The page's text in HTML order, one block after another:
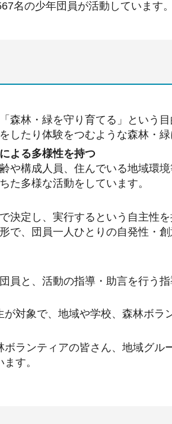
名の少年団員が活動しています。
森林・緑を守り育てる」という
したり体験をつむような森林・
よる多様性を持つ
や構成人員、住んでいる地域環
た多様な活動をしています。
決定し、実行するという自主性を
で、団員一人ひとりの自発性・
員と、活動の指導・助言を行う指
対象で、地域や学校、森林ボラ
ランティアの皆さん、地域グ
す。